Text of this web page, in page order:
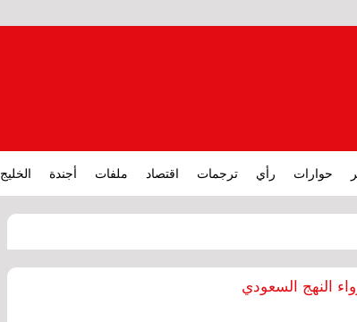
حوارات رأي ترجمات اقتصاد ملفات أجندة الخليج
النهج السعودي